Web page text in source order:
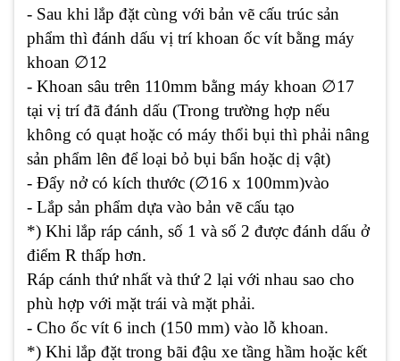
- Sau khi lắp đặt cùng với bản vẽ cấu trúc sản
phẩm thì đánh dấu vị trí khoan ốc vít bằng máy
khoan ∅12
- Khoan sâu trên 110mm bằng máy khoan ∅17
tại vị trí đã đánh dấu (Trong trường hợp nếu
không có quạt hoặc có máy thổi bụi thì phải nâng
sản phẩm lên để loại bỏ bụi bẩn hoặc dị vật)
- Đẩy nở có kích thước (∅16 x 100mm)vào
- Lắp sản phẩm dựa vào bản vẽ cấu tạo
*) Khi lắp ráp cánh, số 1 và số 2 được đánh dấu ở
điểm R thấp hơn.
Ráp cánh thứ nhất và thứ 2 lại với nhau sao cho
phù hợp với mặt trái và mặt phải.
- Cho ốc vít 6 inch (150 mm) vào lỗ khoan.
*) Khi lắp đặt trong bãi đậu xe tầng hầm hoặc kết